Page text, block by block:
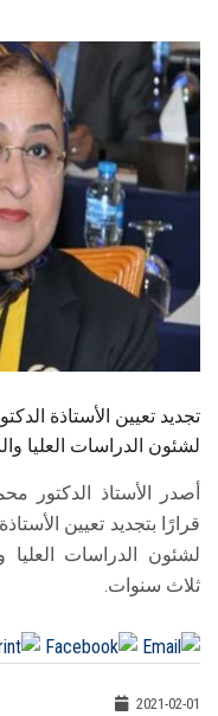
تجديد تعيين الأستاذة
لشئون الدراسات العليا
أصدر الأستاذ
قرارًا بتجديد تعيين
ثلاث سنوات.
2021-02-01